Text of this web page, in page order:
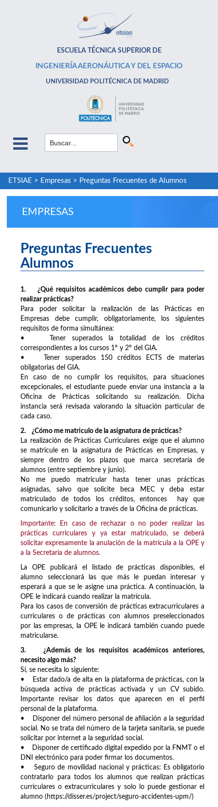
ESCUELA TÉCNICA SUPERIOR DE
INGENIERÍA AERONÁUTICA Y DEL ESPACIO
UNIVERSIDAD POLITÉCNICA DE MADRID
ETSIAE > Empresas > Preguntas Frecuentes de Alumnos
EMPRESAS
Preguntas Frecuentes
Alumnos
1. ¿Qué requisitos académicos debo cumplir para poder
realizar prácticas?
Para poder solicitar la realización de las Prácticas en
Empresas debe cumplir, obligatoriamente, los siguientes
requisitos de forma simultánea:
• Tener superados la totalidad de los créditos
correspondientes a los cursos 1º y 2º del GIA.
• Tener superados 150 créditos ECTS de materias
obligatorias del GIA.
En caso de no cumplir los requisitos, para situaciones
excepcionales, el estudiante puede enviar una instancia a la
Oficina de Prácticas solicitando su realización. Dicha
instancia será revisada valorando la situación particular de
cada caso.
2. ¿Cómo me matriculo de la asignatura de prácticas?
La realización de Prácticas Curriculares exige que el alumno
se matricule en la asignatura de Prácticas en Empresas, y
siempre dentro de los plazos que marca secretaría de
alumnos (entre septiembre y junio).
No me puedo matricular hasta tener unas prácticas
asignadas, salvo que solicite beca MEC y deba estar
matriculado de todos los créditos, entonces hay que
comunicarlo y solicitarlo a través de la Oficina de prácticas.
Importante: En caso de rechazar o no poder realizar las
prácticas curriculares y ya estar matriculado, se deberá
solicitar expresamente la anulación de la matrícula a la OPE y
a la Secretaría de alumnos.
La OPE publicará el listado de prácticas disponibles, el
alumno seleccionará las que más le puedan interesar y
esperará a que se le asigne una práctica. A continuación, la
OPE le indicará cuando realizar la matrícula.
Para los casos de conversión de prácticas extracurriculares a
curriculares o de prácticas con alumnos preseleccionados
por las empresas, la OPE le indicará también cuando puede
matricularse.
3. ¿Además de los requisitos académicos anteriores,
necesito algo más?
Sí, se necesita lo siguiente:
• Estar dado/a de alta en la plataforma de prácticas, con la
búsqueda activa de prácticas activada y un CV subido.
Importante revisar los datos que aparecen en el perfil
personal de la plataforma.
• Disponer del número personal de afiliación a la seguridad
social. No se trata del número de la tarjeta sanitaria, se puede
solicitar por internet a la seguridad social.
• Disponer de certificado digital expedido por la FNMT o el
DNI electrónico para poder firmar los documentos.
• Seguro de movilidad nacional y prácticas: Es obligatorio
contratarlo para todos los alumnos que realizan prácticas
curriculares o extracurriculares y solo lo puede gestionar el
alumno (https://disser.es/project/seguro-accidentes-upm/)